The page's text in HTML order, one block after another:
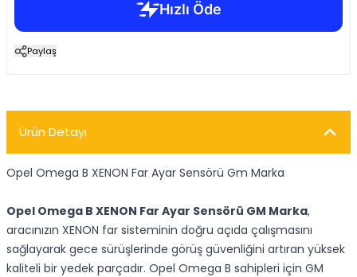
Paylaş
Ürün Detayı
Opel Omega B XENON Far Ayar Sensörü Gm Marka
Opel Omega B XENON Far Ayar Sensörü GM Marka,
aracınızın XENON far sisteminin doğru açıda çalışmasını
sağlayarak gece sürüşlerinde görüş güvenliğini artıran yüksek
kaliteli bir yedek parçadır. Opel Omega B sahipleri için GM